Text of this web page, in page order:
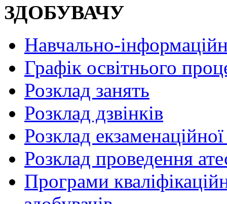
ЗДОБУВАЧУ
Навчально-
Графік освітнього
Розклад занять
Розклад дзвінків
Розклад екзаменаційної
Розклад проведення
Програми